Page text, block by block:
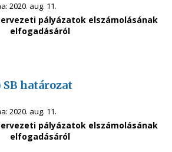
2020. aug. 11.
pályázatok elszámolásának
elfogadásáról
SB határozat
2020. aug. 11.
pályázatok elszámolásának
elfogadásáról